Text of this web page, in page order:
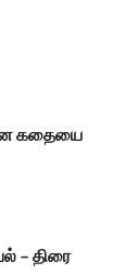
கதையை
– திரை